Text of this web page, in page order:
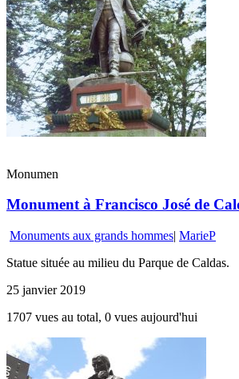
Monumen
Monument à Francisco José de
Monuments aux grands hommes| MarieP
Statue située au milieu du Parque de Caldas.
25 janvier 2019
1707 vues au total, 0 vues aujourd'hui